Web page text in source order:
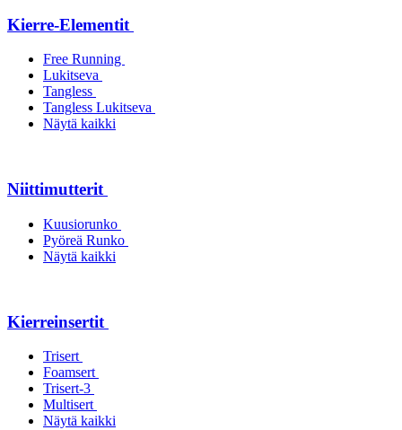
Kierre-Elementit
Free Running
Lukitseva
Tangless
Tangless Lukitseva
Näytä kaikki
Niittimutterit
Kuusiorunko
Pyöreä Runko
Näytä kaikki
Kierreinsertit
Trisert
Foamsert
Trisert-3
Multisert
Näytä kaikki